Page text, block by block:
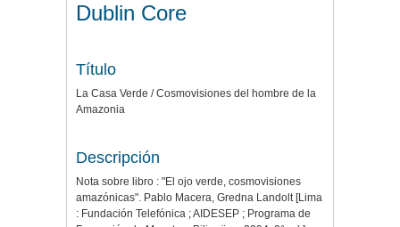
Dublin Core
Título
La Casa Verde / Cosmovisiones del hombre de la
Amazonia
Descripción
Nota sobre libro : "El ojo verde, cosmovisiones
amazónicas". Pablo Macera, Gredna Landolt [Lima
: Fundación Telefónica ; AIDESEP ; Programa de